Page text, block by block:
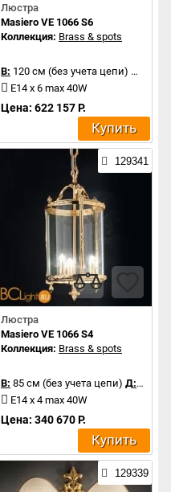
Люстра
Masiero VE 1066 S6
Коллекция: Brass & spots
В: 120 см (без учета цепи) Д:
E14 x 6 max 40W
Цена: 622 157 Р.
Купить
129341
Люстра
Masiero VE 1066 S4
Коллекция: Brass & spots
В: 85 см (без учета цепи) Д:44 см
E14 x 4 max 40W
Цена: 340 670 Р.
Купить
129339